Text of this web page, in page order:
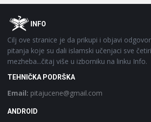
FooterOINFO
Cilj ove stranice je da prikupi i objavi
pitanja koje su dali islamski učenjaci sve
mezheba...čitaj više u izborniku na linku Info.
TEHNIČKA PODRŠKA
Email: pitajucene@gmail.com
ANDROID